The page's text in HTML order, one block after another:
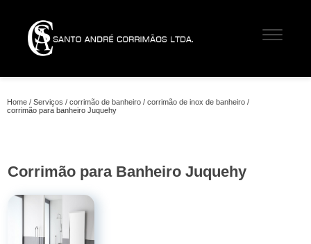
Home Serviços corrimão de banheiro
corrimão de inox de banheiro
corrimão para banheiro Juquehy
Corrimão para Banheiro Juquehy